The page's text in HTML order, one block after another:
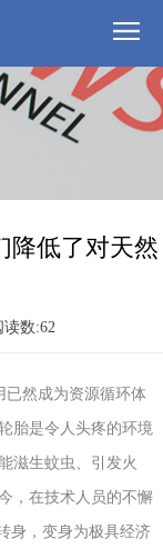
降低了对天然
数:62
已然成为资源循环体
胎是令人头疼的环境
滋生蚊虫、引发火
，在技术人员的不懈
身，变身为极具经济